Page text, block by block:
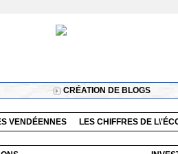
CRÉATION DE BLOGS
VENDÉENNES LES CHIFFRES DE